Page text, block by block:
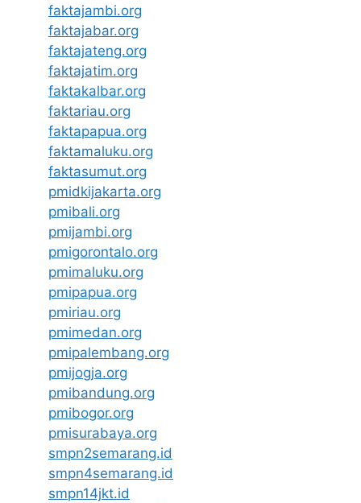
faktajambi.org
faktajabar.org
faktajateng.org
faktajatim.org
faktakalbar.org
faktariau.org
faktapapua.org
faktamaluku.org
faktasumut.org
pmidkijakarta.org
pmibali.org
pmijambi.org
pmigorontalo.org
pmimaluku.org
pmipapua.org
pmiriau.org
pmimedan.org
pmipalembang.org
pmijogja.org
pmibandung.org
pmibogor.org
pmisurabaya.org
smpn2semarang.id
smpn4semarang.id
smpn14jkt.id